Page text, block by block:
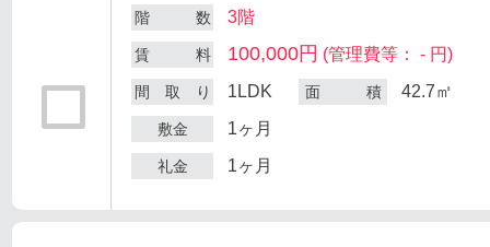
階 数 3階
賃 料 100,000円 (管理費等： - 円)
間 取 り 1LDK 面 積 42.7㎡
敷金 1ヶ月
礼金 1ヶ月